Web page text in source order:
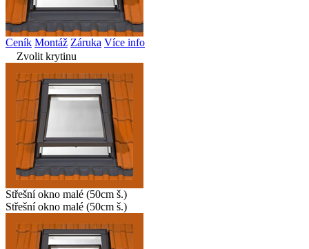
Ceník Montáž Záruka Více info
Zvolit krytinu
Střešní okno malé (50cm š.)
Střešní okno malé (50cm š.)